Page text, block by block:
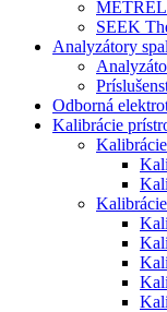
METREL
SEEK
Analyzátory
Odborná
Kalibrácie